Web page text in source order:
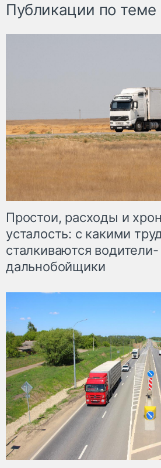
Публикации по теме
Простои, расходы и
усталость: с какими
сталкиваются водители-
дальнобойщики